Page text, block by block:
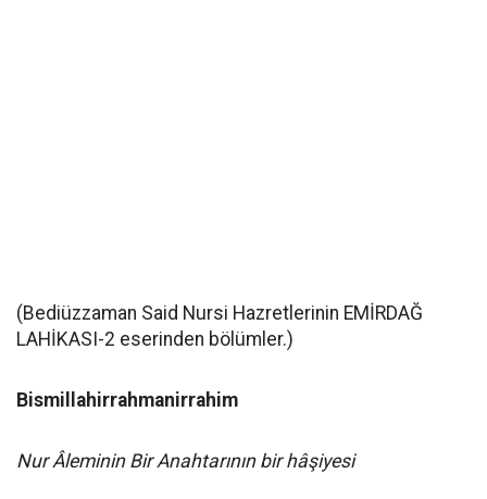
(Bediüzzaman Said Nursi Hazretlerinin EMİRDAĞ
LAHİKASI-2 eserinden bölümler.)
Bismillahirrahmanirrahim
Nur Âleminin Bir Anahtarının bir hâşiyesi